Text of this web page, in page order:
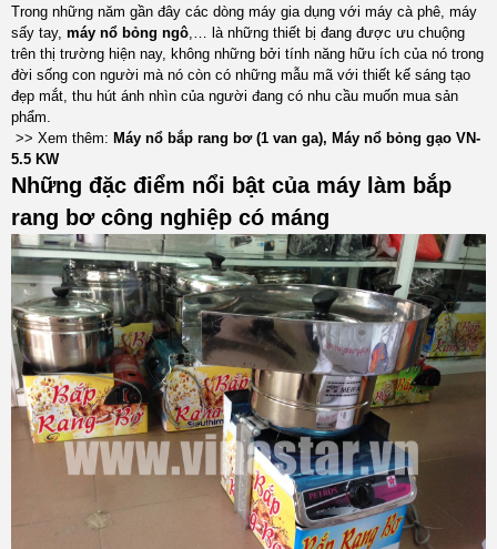
Trong những năm gần đây các dòng máy gia dụng với máy cà phê, máy
sấy tay, máy nổ bỏng ngô,… là những thiết bị đang được ưu chuộng
trên thị trường hiện nay, không những bởi tính năng hữu ích của nó trong
đời sống con người mà nó còn có những mẫu mã với thiết kế sáng tạo
đẹp mắt, thu hút ánh nhìn của người đang có nhu cầu muốn mua sản
phẩm.
>> Xem thêm: Máy nổ bắp rang bơ (1 van ga), Máy nổ bỏng gạo VN-
5.5 KW
Những đặc điểm nổi bật của máy làm bắp
rang bơ công nghiệp có máng